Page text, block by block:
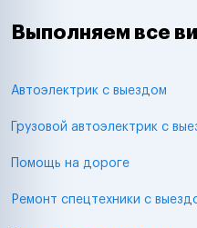
Выполняем все
Автоэлектрик с выездом
Грузовой автоэлектрик с
Помощь на дороге
Ремонт спецтехники с